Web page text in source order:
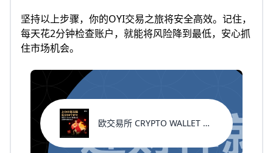
坚持以上步骤，你的OYI交易之旅将安全高效。记住，
每天花2分钟检查账户，就能将风险降到最低，安心抓
住市场机会。
欧交易所 CRYPTO WALLET 返佣代码